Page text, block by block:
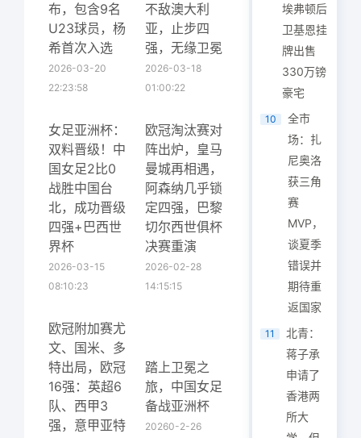
布，包含9名
U23球员，杨
希首次入选
2026-03-20
22:23:58
不敌澳大利
亚，止步四
强，无缘卫冕
2026-03-18
01:00:22
女足亚洲杯：
双料晋级！中
国女足2比0
战胜中国台
北，成功晋级
四强+巴西世
界杯
2026-03-15
08:10:23
欧冠淘汰赛对
阵出炉，皇马
曼城再相遇，
阿森纳几乎锁
定四强，巴黎
切尔西世俱杯
决赛重演
2026-02-28
14:15:15
欧冠附加赛尤
文、国米、多
特出局，欧冠
16强：英超6
队、西甲3
强，意甲亚特
踏上卫冕之
旅，中国女足
备战亚洲杯
20260-2-26
埃弗顿后
卫基恩挂
牌出售
330万镑
豪宅
10
全市
场：扎
尼奥洛
获三角
赛
MVP，
谈夏季
错误并
期待重
返国家
11
北青：
蒋子承
申请了
香港两
所大